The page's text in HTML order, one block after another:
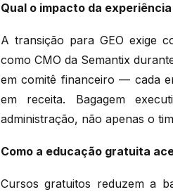
Qual o impacto da
A transição para GEO exige
como CMO da Semantix
em comitê financeiro — cada
em receita. Bagagem
administração, não apenas o
Como a educação gratuita
Cursos gratuitos reduzem a